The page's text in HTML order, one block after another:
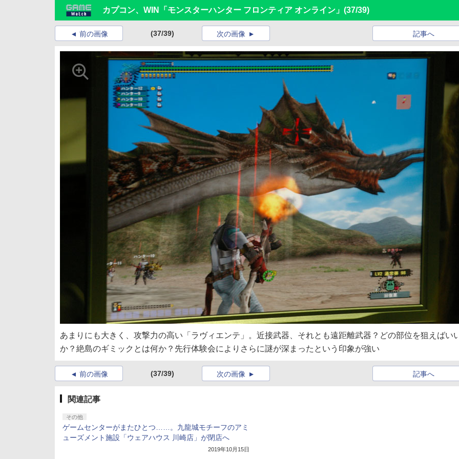
カプコン、WIN「モンスターハンター フロンティア オンライン」 (37/39)
前の画像 (37/39) 記事へ
次の画像
あまりにも大きく、攻撃力の高い「ラヴィエンテ」。近接武器、それとも遠距離武器？どの部位を狙えばい
か？絶島のギミックとは何か？先行体験会によりさらに謎が深まったという印象が強い
前の画像 (37/39) 記事へ
次の画像
関連記事
その他
ゲームセンターがまたひとつ……。九龍城モチーフのアミ
ューズメント施設「ウェアハウス 川崎店」が閉店へ
2019年10月15日